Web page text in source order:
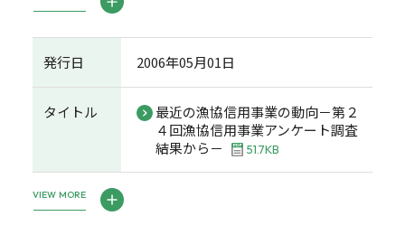
発行日 2006年05月01日
タイトル
最近の漁協信用事業の動向－第２
４回漁協信用事業アンケート調査
結果から－
51.7KB
VIEW MORE